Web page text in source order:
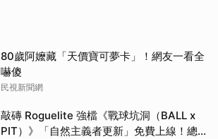
80歲阿嬤藏「天價寶可夢卡」！網友一看全
嚇傻
民視新聞網
敲磚 Roguelite 強檔《戰球坑洞（BALL x
PIT）》「自然主義者更新」免費上線！總